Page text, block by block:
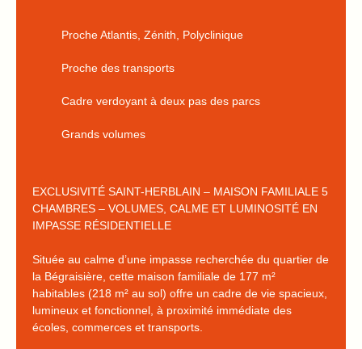
Proche Atlantis, Zénith, Polyclinique
Proche des transports
Cadre verdoyant à deux pas des parcs
Grands volumes
EXCLUSIVITÉ SAINT-HERBLAIN – MAISON FAMILIALE 5
CHAMBRES – VOLUMES, CALME ET LUMINOSITÉ EN
IMPASSE RÉSIDENTIELLE
Située au calme d’une impasse recherchée du quartier de
la Bégraisière, cette maison familiale de 177 m²
habitables (218 m² au sol) offre un cadre de vie spacieux,
lumineux et fonctionnel, à proximité immédiate des
écoles, commerces et transports.